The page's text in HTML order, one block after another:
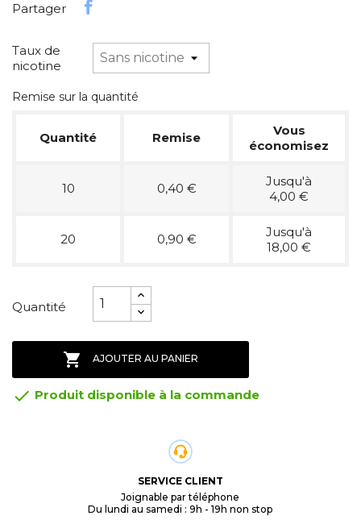
Partager
Taux de
nicotine
Remise sur la quantité
Quantité Remise
Vous
économisez
10 0,40 €
Jusqu'à
4,00 €
20 0,90 €
Jusqu'à
18,00 €
Quantité
 AJOUTER AU PANIER
 Produit disponible à la commande
SERVICE CLIENT
Joignable par téléphone
Du lundi au samedi : 9h - 19h non stop